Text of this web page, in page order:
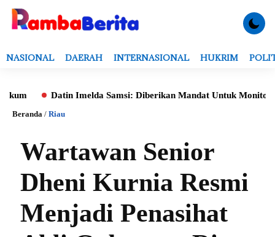
NASIONAL DAERAH INTERNASIONAL HUKRIM
Datin Imelda Samsi: Diberikan Mandat Untuk Monitoring
Beranda / Riau
Wartawan Senior
Dheni Kurnia Resmi
Menjadi Penasihat